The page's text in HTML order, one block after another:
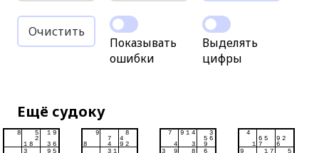
Очистить
Показывать
ошибки
Выделять
цифры
Ещё судоку